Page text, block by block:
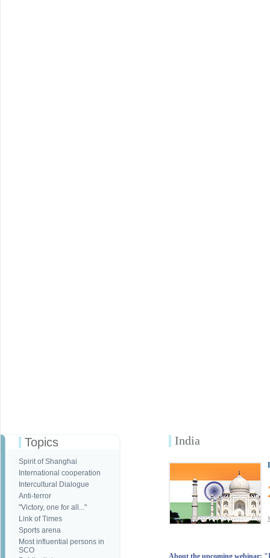
Topics
Spirit of Shanghai
International cooperation
Intercultural Dialogue
Anti-terror
"Victory, one for all..."
Link of Times
Sports arena
Most influential persons in
SCO
India
About the upcoming webinar: